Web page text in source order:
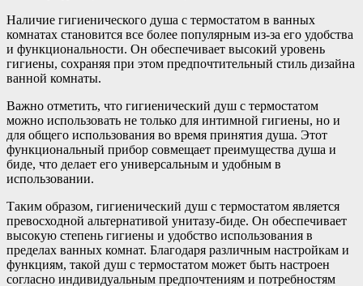
Наличие гигиенического душа с термостатом в ванных
комнатах становится все более популярным из-за его удобства
и функциональности. Он обеспечивает высокий уровень
гигиены, сохраняя при этом предпочтительный стиль дизайна
ванной комнаты.
Важно отметить, что гигиенический душ с термостатом
можно использовать не только для интимной гигиены, но и
для общего использования во время принятия душа. Этот
функциональный прибор совмещает преимущества душа и
биде, что делает его универсальным и удобным в
использовании.
Таким образом, гигиенический душ с термостатом является
превосходной альтернативой унитазу-биде. Он обеспечивает
высокую степень гигиены и удобство использования в
пределах ванных комнат. Благодаря различным настройкам и
функциям, такой душ с термостатом может быть настроен
согласно индивидуальным предпочтениям и потребностям